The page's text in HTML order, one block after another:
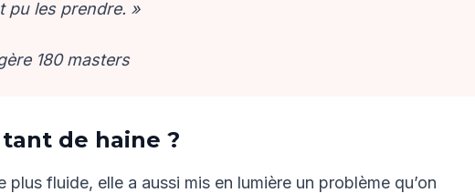
pu les prendre. »
180 masters
de haine ?
fluide, elle a aussi mis en lumière un problème qu’on